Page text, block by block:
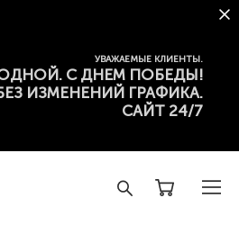
УВАЖАЕМЫЕ КЛИЕНТЫ.
С ДНЕМ ПОБЕДЫ!
ИЗМЕНЕНИЙ ГРАФИКА.
САЙТ 24/7